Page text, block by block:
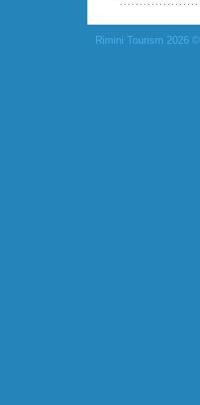
Rimini Tourism 2026 ©